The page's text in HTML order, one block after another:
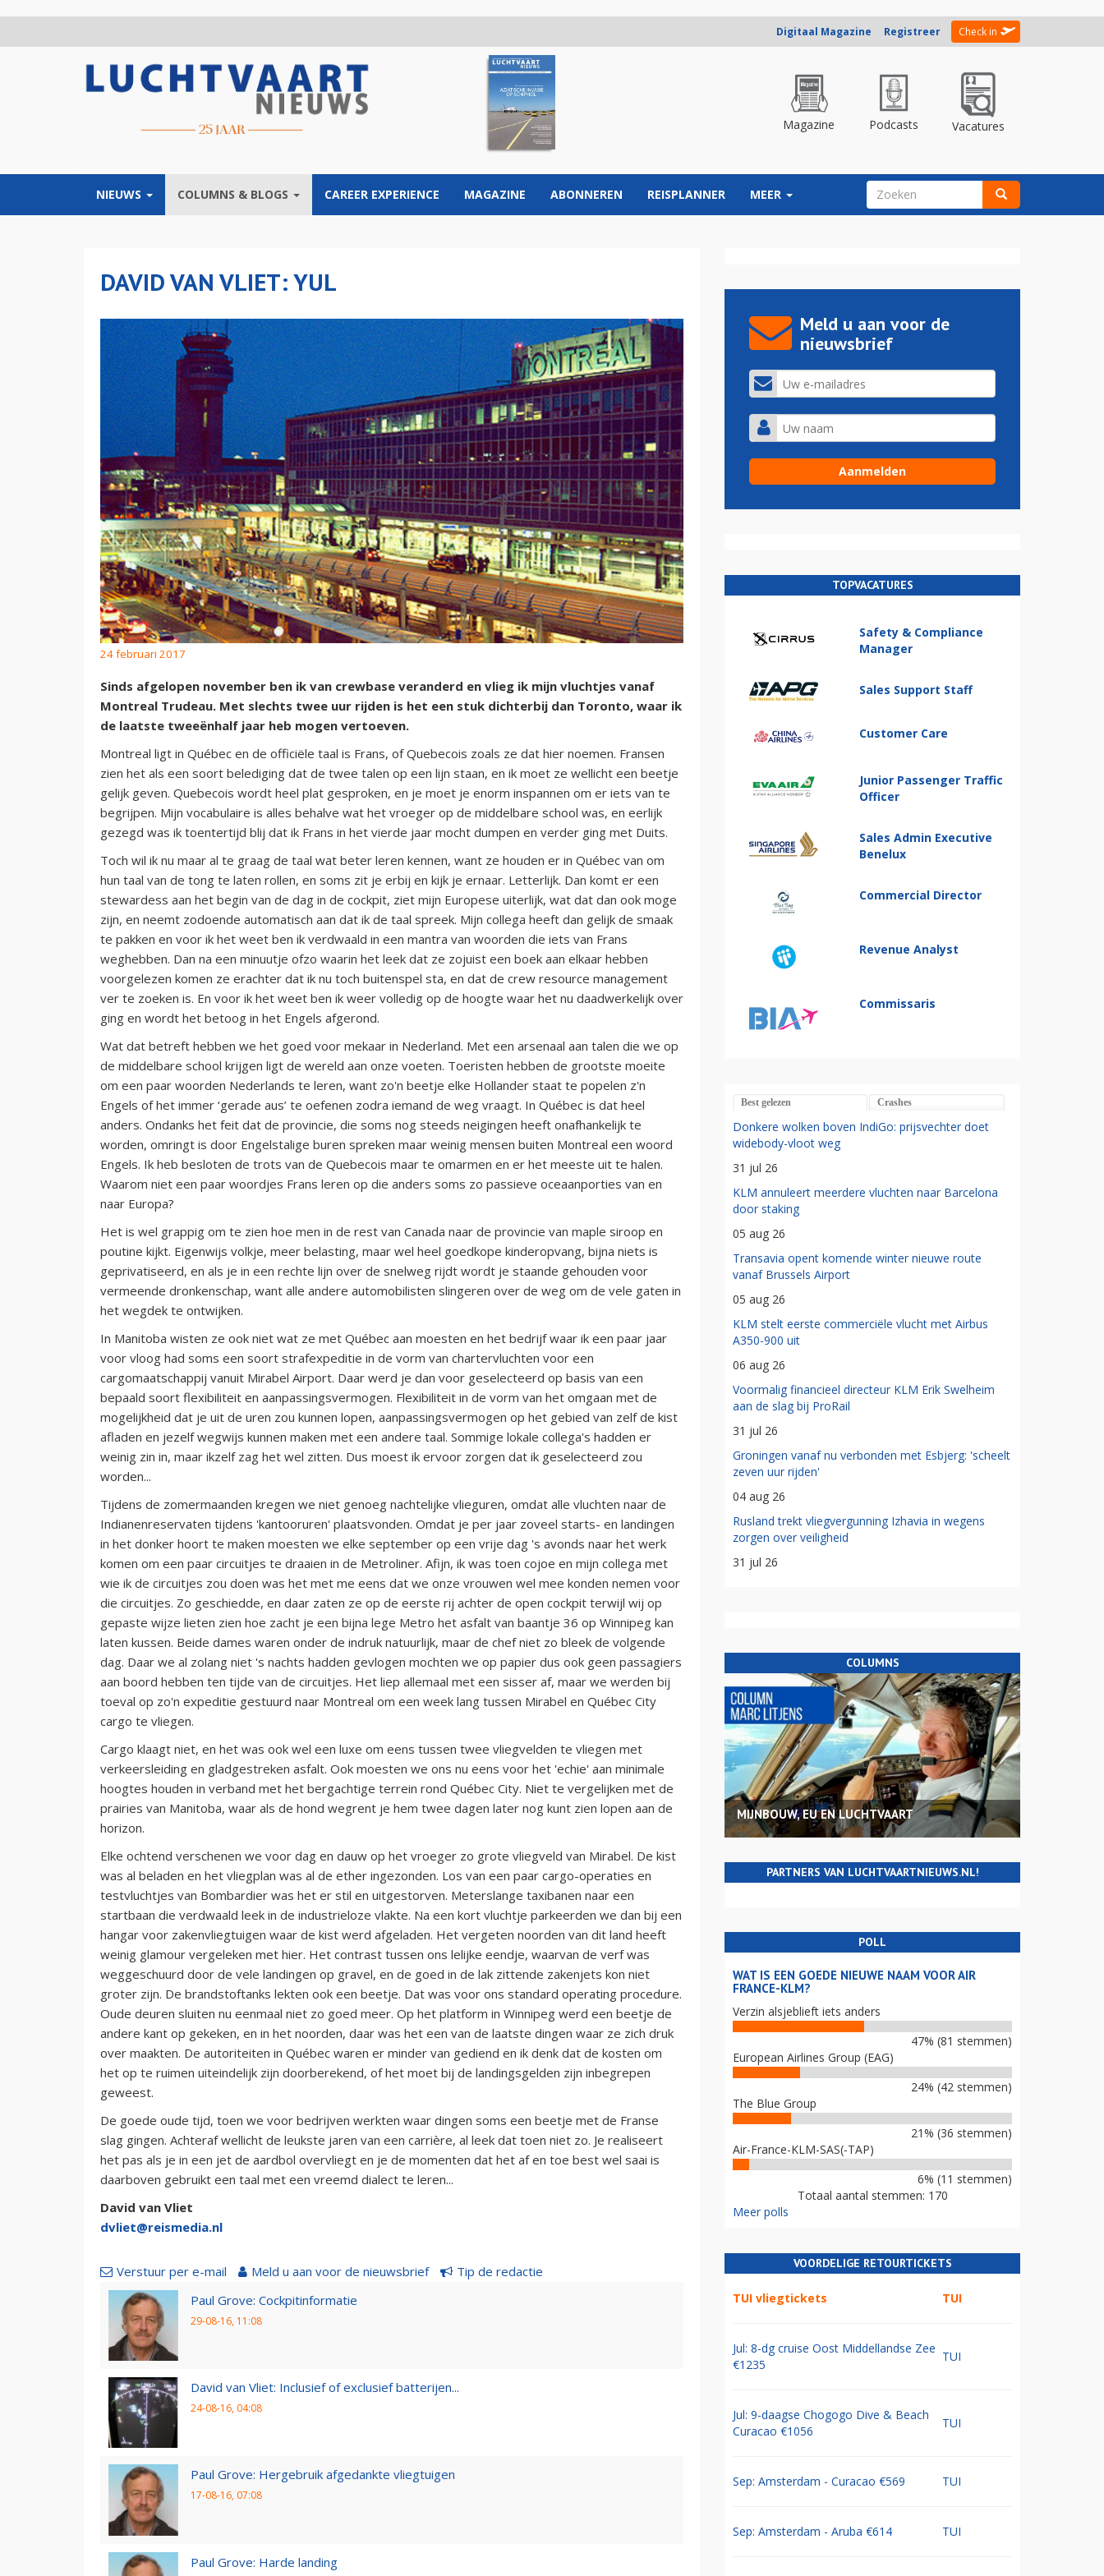
Digitaal Magazine Registreer Check in
Magazine Podcasts Vacatures
NIEUWS COLUMNS & BLOGS CAREER EXPERIENCE MAGAZINE ABONNEREN REISPLANNER MEER ZOEKVELD
DAVID VAN VLIET: YUL
24 februari 2017
Sinds afgelopen november ben ik van crewbase veranderd en vlieg ik mijn vluchtjes vanaf
Montreal Trudeau. Met slechts twee uur rijden is het een stuk dichterbij dan Toronto, waar ik
de laatste tweeënhalf jaar heb mogen vertoeven.
Montreal ligt in Québec en de officiële taal is Frans, of Quebecois zoals ze dat hier noemen. Fransen
zien het als een soort belediging dat de twee talen op een lijn staan, en ik moet ze wellicht een beetje
gelijk geven. Quebecois wordt heel plat gesproken, en je moet je enorm inspannen om er iets van te
begrijpen. Mijn vocabulaire is alles behalve wat het vroeger op de middelbare school was, en eerlijk
gezegd was ik toentertijd blij dat ik Frans in het vierde jaar mocht dumpen en verder ging met Duits.
Toch wil ik nu maar al te graag de taal wat beter leren kennen, want ze houden er in Québec van om
hun taal van de tong te laten rollen, en soms zit je erbij en kijk je ernaar. Letterlijk. Dan komt er een
stewardess aan het begin van de dag in de cockpit, ziet mijn Europese uiterlijk, wat dat dan ook moge
zijn, en neemt zodoende automatisch aan dat ik de taal spreek. Mijn collega heeft dan gelijk de smaak
te pakken en voor ik het weet ben ik verdwaald in een mantra van woorden die iets van Frans
weghebben. Dan na een minuutje ofzo waarin het leek dat ze zojuist een boek aan elkaar hebben
voorgelezen komen ze erachter dat ik nu toch buitenspel sta, en dat de crew resource management
ver te zoeken is. En voor ik het weet ben ik weer volledig op de hoogte waar het nu daadwerkelijk over
ging en wordt het betoog in het Engels afgerond.
Wat dat betreft hebben we het goed voor mekaar in Nederland. Met een arsenaal aan talen die we op
de middelbare school krijgen ligt de wereld aan onze voeten. Toeristen hebben de grootste moeite
om een paar woorden Nederlands te leren, want zo'n beetje elke Hollander staat te popelen z'n
Engels of het immer ‘gerade aus’ te oefenen zodra iemand de weg vraagt. In Québec is dat heel
anders. Ondanks het feit dat de provincie, die soms nog steeds neigingen heeft onafhankelijk te
worden, omringt is door Engelstalige buren spreken maar weinig mensen buiten Montreal een woord
Engels. Ik heb besloten de trots van de Quebecois maar te omarmen en er het meeste uit te halen.
Waarom niet een paar woordjes Frans leren op die anders soms zo passieve oceaanporties van en
naar Europa?
Het is wel grappig om te zien hoe men in de rest van Canada naar de provincie van maple siroop en
poutine kijkt. Eigenwijs volkje, meer belasting, maar wel heel goedkope kinderopvang, bijna niets is
geprivatiseerd, en als je in een rechte lijn over de snelweg rijdt wordt je staande gehouden voor
vermeende dronkenschap, want alle andere automobilisten slingeren over de weg om de vele gaten in
het wegdek te ontwijken.
In Manitoba wisten ze ook niet wat ze met Québec aan moesten en het bedrijf waar ik een paar jaar
voor vloog had soms een soort strafexpeditie in de vorm van chartervluchten voor een
cargomaatschappij vanuit Mirabel Airport. Daar werd je dan voor geselecteerd op basis van een
bepaald soort flexibiliteit en aanpassingsvermogen. Flexibiliteit in de vorm van het omgaan met de
mogelijkheid dat je uit de uren zou kunnen lopen, aanpassingsvermogen op het gebied van zelf de kist
afladen en jezelf wegwijs kunnen maken met een andere taal. Sommige lokale collega's hadden er
weinig zin in, maar ikzelf zag het wel zitten. Dus moest ik ervoor zorgen dat ik geselecteerd zou
worden...
Tijdens de zomermaanden kregen we niet genoeg nachtelijke vlieguren, omdat alle vluchten naar de
Indianenreservaten tijdens 'kantooruren' plaatsvonden. Omdat je per jaar zoveel starts- en landingen
in het donker hoort te maken moesten we elke september op een vrije dag 's avonds naar het werk
komen om een paar circuitjes te draaien in de Metroliner. Afijn, ik was toen cojoe en mijn collega met
wie ik de circuitjes zou doen was het met me eens dat we onze vrouwen wel mee konden nemen voor
die circuitjes. Zo geschiedde, en daar zaten ze op de eerste rij achter de open cockpit terwijl wij op
gepaste wijze lieten zien hoe zacht je een bijna lege Metro het asfalt van baantje 36 op Winnipeg kan
laten kussen. Beide dames waren onder de indruk natuurlijk, maar de chef niet zo bleek de volgende
dag. Daar we al zolang niet 's nachts hadden gevlogen mochten we op papier dus ook geen passagiers
aan boord hebben ten tijde van de circuitjes. Het liep allemaal met een sisser af, maar we werden bij
toeval op zo'n expeditie gestuurd naar Montreal om een week lang tussen Mirabel en Québec City
cargo te vliegen.
Cargo klaagt niet, en het was ook wel een luxe om eens tussen twee vliegvelden te vliegen met
verkeersleiding en gladgestreken asfalt. Ook moesten we ons nu eens voor het 'echie' aan minimale
hoogtes houden in verband met het bergachtige terrein rond Québec City. Niet te vergelijken met de
prairies van Manitoba, waar als de hond wegrent je hem twee dagen later nog kunt zien lopen aan de
horizon.
Elke ochtend verschenen we voor dag en dauw op het vroeger zo grote vliegveld van Mirabel. De kist
was al beladen en het vliegplan was al de ether ingezonden. Los van een paar cargo-operaties en
testvluchtjes van Bombardier was het er stil en uitgestorven. Meterslange taxibanen naar een
startbaan die verdwaald leek in de industrieloze vlakte. Na een kort vluchtje parkeerden we dan bij een
hangar voor zakenvliegtuigen waar de kist werd afgeladen. Het vergeten noorden van dit land heeft
weinig glamour vergeleken met hier. Het contrast tussen ons lelijke eendje, waarvan de verf was
weggeschuurd door de vele landingen op gravel, en de goed in de lak zittende zakenjets kon niet
groter zijn. De brandstoftanks lekten ook een beetje. Dat was voor ons standard operating procedure.
Oude deuren sluiten nu eenmaal niet zo goed meer. Op het platform in Winnipeg werd een beetje de
andere kant op gekeken, en in het noorden, daar was het een van de laatste dingen waar ze zich druk
over maakten. De autoriteiten in Québec waren er minder van gediend en ik denk dat de kosten om
het op te ruimen uiteindelijk zijn doorberekend, of het moet bij de landingsgelden zijn inbegrepen
geweest.
De goede oude tijd, toen we voor bedrijven werkten waar dingen soms een beetje met de Franse
slag gingen. Achteraf wellicht de leukste jaren van een carrière, al leek dat toen niet zo. Je realiseert
het pas als je in een jet de aardbol overvliegt en je de momenten dat het af en toe best wel saai is
daarboven gebruikt een taal met een vreemd dialect te leren...
David van Vliet
dvliet@reismedia.nl
Verstuur per e-mail Meld u aan voor de nieuwsbrief
Tip de redactie
Paul Grove: Cockpitinformatie
29-08-16, 11:08
David van Vliet: Inclusief of exclusief batterijen...
24-08-16, 04:08
Paul Grove: Hergebruik afgedankte vliegtuigen
17-08-16, 07:08
Paul Grove: Harde landing
Meld u aan voor de
nieuwsbrief
TOPVACATURES
Safety & Compliance
Manager
Sales Support Staff
Customer Care
Junior Passenger Traffic
Officer
Sales Admin Executive
Benelux
Commercial Director
Revenue Analyst
Commissaris
Best gelezen Crashes
Donkere wolken boven IndiGo: prijsvechter doet
widebody-vloot weg
31 jul 26
KLM annuleert meerdere vluchten naar Barcelona
door staking
05 aug 26
Transavia opent komende winter nieuwe route
vanaf Brussels Airport
05 aug 26
KLM stelt eerste commerciële vlucht met Airbus
A350-900 uit
06 aug 26
Voormalig financieel directeur KLM Erik Swelheim
aan de slag bij ProRail
31 jul 26
Groningen vanaf nu verbonden met Esbjerg: 'scheelt
zeven uur rijden'
04 aug 26
Rusland trekt vliegvergunning Izhavia in wegens
zorgen over veiligheid
31 jul 26
COLUMNS
MIJNBOUW, EU EN LUCHTVAART
PARTNERS VAN LUCHTVAARTNIEUWS.NL!
POLL
WAT IS EEN GOEDE NIEUWE NAAM VOOR AIR
FRANCE-KLM?
Verzin alsjeblieft iets anders
47% (81 stemmen)
European Airlines Group (EAG)
24% (42 stemmen)
The Blue Group
21% (36 stemmen)
Air-France-KLM-SAS(-TAP)
6% (11 stemmen)
Totaal aantal stemmen: 170
Meer polls
VOORDELIGE RETOURTICKETS
TUI vliegtickets TUI
Jul: 8-dg cruise Oost Middellandse Zee
€1235
TUI
Jul: 9-daagse Chogogo Dive & Beach
Curacao €1056
TUI
Sep: Amsterdam - Curacao €569 TUI
Sep: Amsterdam - Aruba €614 TUI